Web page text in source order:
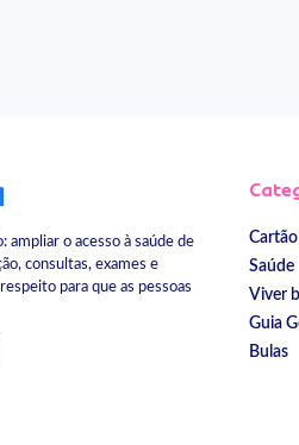
ampliar o acesso à saúde de
consultas, exames e
para que as pessoas
Saúde
Viver
Guia
Bulas